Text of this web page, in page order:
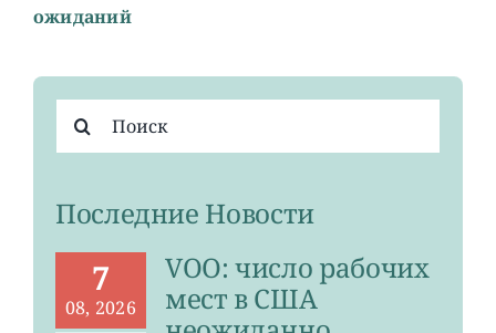
ожиданий
поиска:
Последние Новости
7
08, 2026
VOO: число рабочих
мест в США